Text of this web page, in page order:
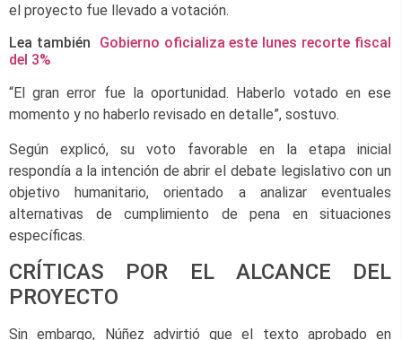
el proyecto fue llevado a votación.
Lea también Gobierno oficializa este lunes recorte fiscal
del 3%
“El gran error fue la oportunidad. Haberlo votado en ese
momento y no haberlo revisado en detalle”, sostuvo.
Según explicó, su voto favorable en la etapa inicial
respondía a la intención de abrir el debate legislativo con un
objetivo humanitario, orientado a analizar eventuales
alternativas de cumplimiento de pena en situaciones
específicas.
CRÍTICAS POR EL ALCANCE DEL
PROYECTO
Sin embargo, Núñez advirtió que el texto aprobado en